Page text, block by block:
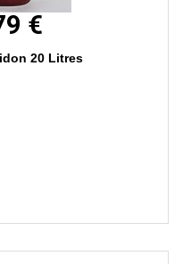
€
20 Litres